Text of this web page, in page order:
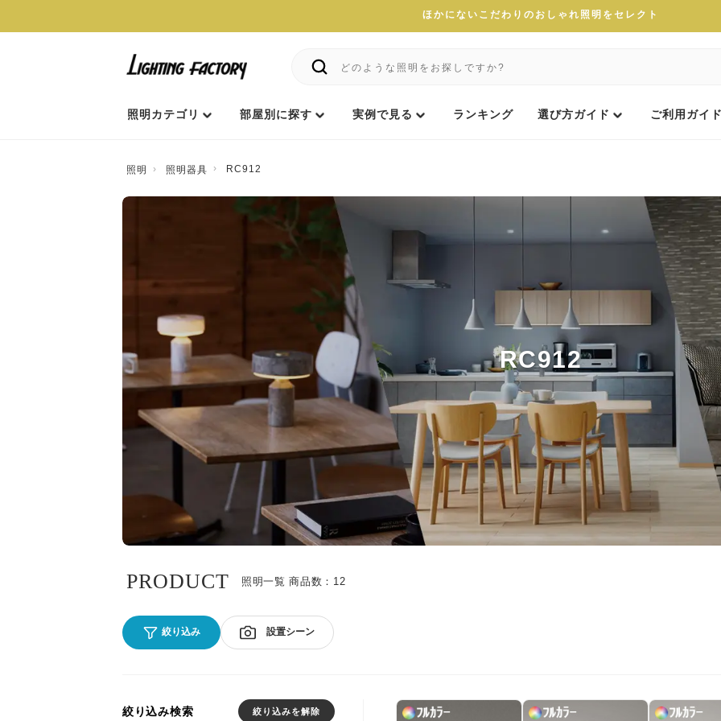
ほかにないこだわりのおしゃれ照明をセレクト
照明カテゴリ 部屋別に探す 実例で見る ランキング 選び方ガイド ご利用ガイ
照明 照明器具 RC912
RC912
照明一覧 商品数：12
PRODUCT
絞り込み 設置シーン
絞り込み検索 絞り込みを解除